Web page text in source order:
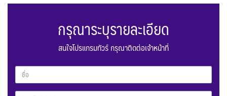
กรุณาระบุรายละเอียด
สนใจโปรแกรมทัวร์ กรุณาติดต่อเจ้าหน้าที่